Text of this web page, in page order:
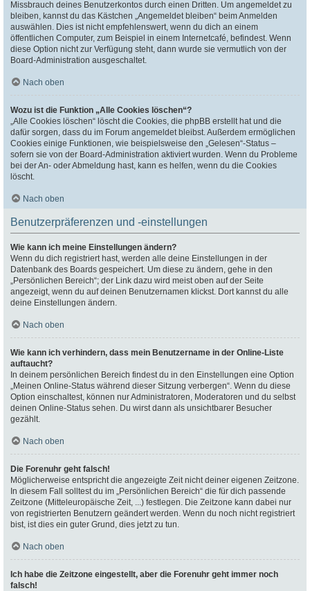
Missbrauch deines Benutzerkontos durch einen Dritten. Um angemeldet zu
bleiben, kannst du das Kästchen „Angemeldet bleiben“ beim Anmelden
auswählen. Dies ist nicht empfehlenswert, wenn du dich an einem
öffentlichen Computer, zum Beispiel in einem Internetcafé, befindest. Wenn
diese Option nicht zur Verfügung steht, dann wurde sie vermutlich von der
Board-Administration ausgeschaltet.
Nach oben
Wozu ist die Funktion „Alle Cookies löschen“?
„Alle Cookies löschen“ löscht die Cookies, die phpBB erstellt hat und die
dafür sorgen, dass du im Forum angemeldet bleibst. Außerdem ermöglichen
Cookies einige Funktionen, wie beispielsweise den „Gelesen“-Status –
sofern sie von der Board-Administration aktiviert wurden. Wenn du Probleme
bei der An- oder Abmeldung hast, kann es helfen, wenn du die Cookies
löscht.
Nach oben
Benutzerpräferenzen und -einstellungen
Wie kann ich meine Einstellungen ändern?
Wenn du dich registriert hast, werden alle deine Einstellungen in der
Datenbank des Boards gespeichert. Um diese zu ändern, gehe in den
„Persönlichen Bereich“; der Link dazu wird meist oben auf der Seite
angezeigt, wenn du auf deinen Benutzernamen klickst. Dort kannst du alle
deine Einstellungen ändern.
Nach oben
Wie kann ich verhindern, dass mein Benutzername in der Online-Liste
auftaucht?
In deinem persönlichen Bereich findest du in den Einstellungen eine Option
„Meinen Online-Status während dieser Sitzung verbergen“. Wenn du diese
Option einschaltest, können nur Administratoren, Moderatoren und du selbst
deinen Online-Status sehen. Du wirst dann als unsichtbarer Besucher
gezählt.
Nach oben
Die Forenuhr geht falsch!
Möglicherweise entspricht die angezeigte Zeit nicht deiner eigenen Zeitzone.
In diesem Fall solltest du im „Persönlichen Bereich“ die für dich passende
Zeitzone (Mitteleuropäische Zeit, ...) festlegen. Die Zeitzone kann dabei nur
von registrierten Benutzern geändert werden. Wenn du noch nicht registriert
bist, ist dies ein guter Grund, dies jetzt zu tun.
Nach oben
Ich habe die Zeitzone eingestellt, aber die Forenuhr geht immer noch
falsch!